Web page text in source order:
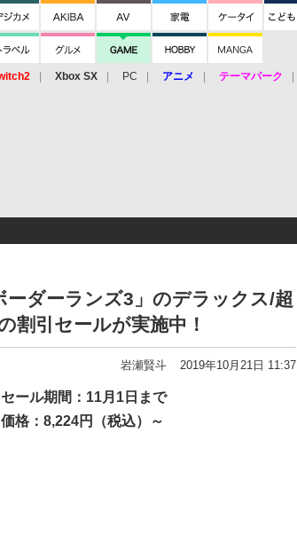
Xbox SX PC アニメ テーマパーク
ダーランズ3」のデラックス/超
割引セールが実施中！
岩瀬賢斗 2019年10月21日 11:37
セール期間：11月1日まで
価格：8,224円（税込）～